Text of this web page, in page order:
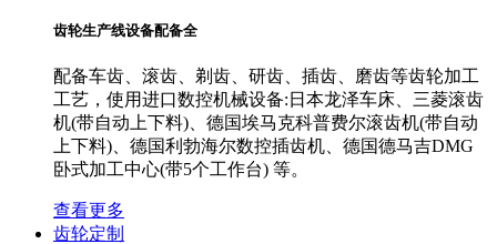
齿轮生产线设备配备全
配备车齿、滚齿、剃齿、研齿、插齿、磨齿等齿轮加工
工艺，使用进口数控机械设备:日本龙泽车床、三菱滚齿
机(带自动上下料)、德国埃马克科普费尔滚齿机(带自动
上下料)、德国利勃海尔数控插齿机、德国德马吉DMG
卧式加工中心(带5个工作台) 等。
查看更多
齿轮定制